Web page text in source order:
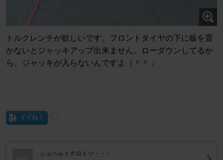
トルクレンチが欲しいです。フロントタイヤの下に板を置
かないとジャッキアップ出来ません。ローダウンしてるか
ら、ジャッキが入らないんですよ（＾＾；
イイね！
シュベルトクロイツ・・・